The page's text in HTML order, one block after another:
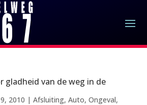
gladheid van de weg in de
2010 | Afsluiting, Auto, Ongeval,